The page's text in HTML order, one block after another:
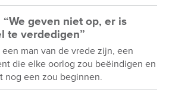
“We geven niet op, er is
te verdedigen”
man van de vrede zijn, een
die elke oorlog zou beëindigen en
nog een zou beginnen.